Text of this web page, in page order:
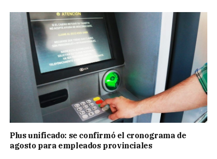
Plus unificado: se confirmó el cronograma de
agosto para empleados provinciales